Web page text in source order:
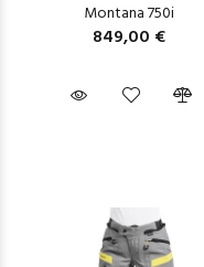
Montana 750i
849,00 €